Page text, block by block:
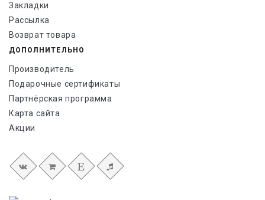
Закладки
Рассылка
Возврат товара
ДОПОЛНИТЕЛЬНО
Производитель
Подарочные сертификаты
Партнёрская программа
Карта сайта
Акции